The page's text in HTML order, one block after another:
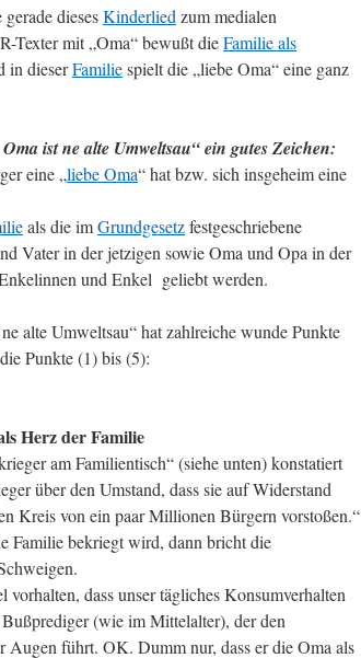
diesesKinderlied zum medialen
Texter mit „Oma“ bewußt dieFamilie als
in dieserFamiliespielt die „liebe Oma“ eine ganz
ist ne alte Umweltsau“ ein gutes Zeichen:
eine „liebe Oma“ hat bzw. sich insgeheim eine
als die imGrundgesetzfestgeschriebene
Vater in der jetzigen sowie Oma und Opa in der
und Enkel geliebt werden.
alte Umweltsau“ hat zahlreiche wunde Punkte
Punkte (1) bis (5):
Herz der Familie
am Familientisch“ (siehe unten) konstatiert
über den Umstand, dass sie auf Widerstand
Kreis von ein paar Millionen Bürgern vorstoßen.“
Familie bekriegt wird, dann bricht die
dass unser tägliches Konsumverhalten
(wie im Mittelalter), der den
Augen führt. OK. Dumm nur, dass er die Oma als